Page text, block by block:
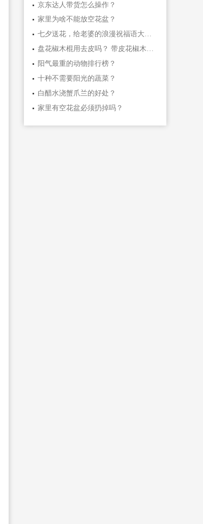
京东达人带货怎么操作？
家里为啥不能放空花盆？
七夕送花，给老婆的浪漫祝福语大汇总
盘花椒木棍用去皮吗？ 带皮花椒木棍怎样盘玩？
阳气最重的动物排行榜？
十种不需要阳光的蔬菜？
白醋水浇蟹爪兰的好处？
家里有空花盆必须扔掉吗？